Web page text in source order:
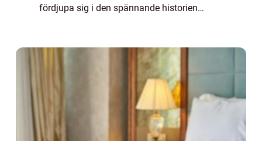
fördjupa sig i den spännande historien